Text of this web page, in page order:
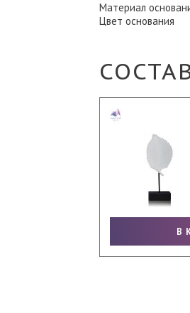
Материал
Цвет основания